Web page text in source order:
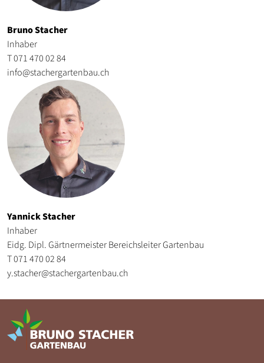
Bruno Stacher
Inhaber
T 071 470 02 84
info@stachergartenbau.ch
Yannick Stacher
Inhaber
Eidg. Dipl. Gärtnermeister Bereichsleiter Gartenbau
T 071 470 02 84
y.stacher@stachergartenbau.ch